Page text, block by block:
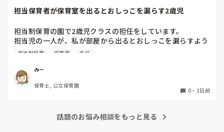
今は８月。
家でもやることはあります。
日常生活すら支障をきたすほどになりました。
椅子に座って作業をすれば？
と、園で言われました。
なので、子ども椅子程度の高さの踏み台に座って、試してみ
ただじっと座っていても、5分も座ればお尻に痛みがきま
担当保育者が保育室を出るとおしっこを漏らす2歳児
担当制保育の園で2歳児クラスの担任をしています。
担当児の一人が、私が部屋から出るとおしっこを漏らすよう
になりました。
4月から私への執着が強かったのですが、特に寝かしつけの
時に私がそばに行かないと繰り返し大きい声で呼んだり私が
寝かしつけしている子にちょっかいを出したり、何回もトイ
パンツで寝れる子が増えてきて、寝かしつけの時にトイレに
担当制保育 保育室 主任
みー
保育士, 公立保育園
0 ・ 1日前
話題のお悩み相談をもっと見る